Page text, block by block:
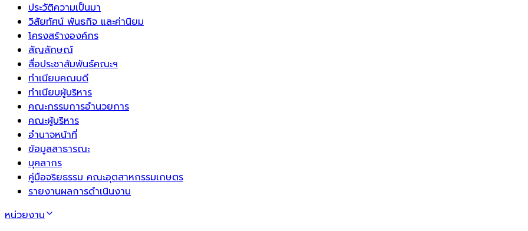
ประวัติความเป็นมา
วิสัยทัศน์ พันธกิจ และค่านิยม
โครงสร้างองค์กร
สัญลักษณ์
สื่อประชาสัมพันธ์คณะฯ
ทำเนียบคณบดี
ทำเนียบผู้บริหาร
คณะกรรมการอำนวยการ
คณะผู้บริหาร
อำนาจหน้าที่
ข้อมูลสาธารณะ
บุคลากร
คู่มือจริยธรรม คณะอุตสาหกรรมเกษตร
รายงานผลการดำเนินงาน
หน่วยงาน